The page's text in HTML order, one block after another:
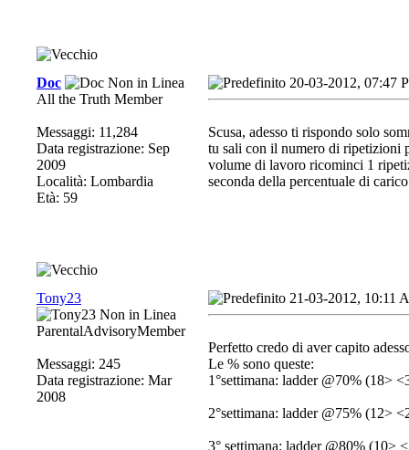
Doc
All the Truth Member
Messaggi: 11,284
Data registrazione: Sep
2009
Località: Lombardia
Età: 59
20-03-2012, 07:47
Scusa, adesso ti rispondo solo
tu sali con il numero di ripetizioni
volume di lavoro ricominci 1
seconda della percentuale di
Tony23
ParentalAdvisoryMember
Messaggi: 245
Data registrazione: Mar
2008
21-03-2012, 10:11
Perfetto credo di aver capito
Le % sono queste:
1°settimana: ladder @70% (18>
2°settimana: ladder @75% (12>
3° settimana: ladder @80% (10>